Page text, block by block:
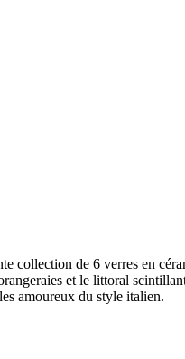
collection de 6 verres en
et le littoral
amoureux du style italien.